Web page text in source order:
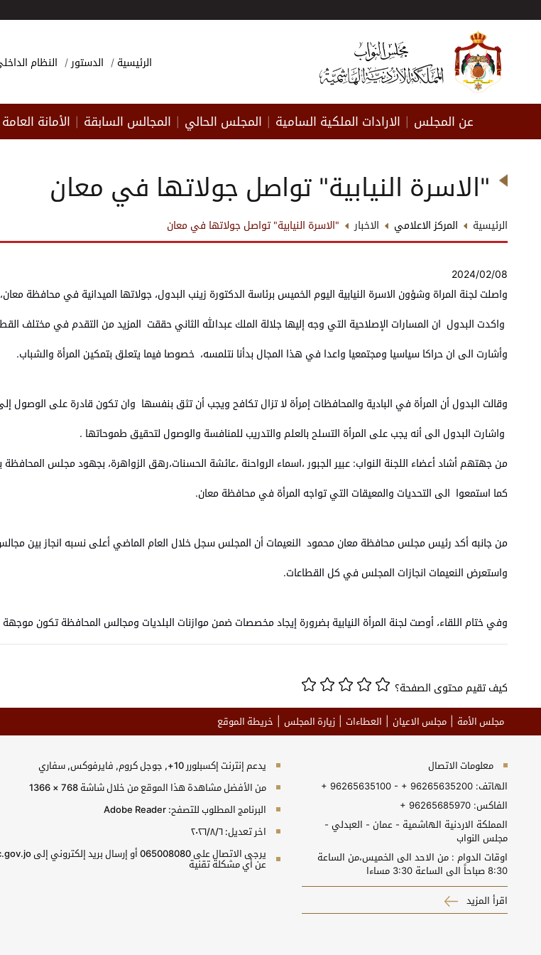
الرئيسية الدستور النظام
عن المجلس الارادات الملكية السامية المجلس الحالي المجالس السابقة الأمانة العامة
"الاسرة النيابية" تواصل جولاتها في معان
الرئيسية المركز الاعلامي الاخبار "الاسرة النيابية" تواصل جولاتها في معان
2024/02/08
واصلت لجنة المراة وشؤون الاسرة النيابية اليوم الخميس برئاسة الدكتورة زينب البدول، جولاتها الميدانية في محافظة
واكدت البدول ان المسارات الإصلاحية التي وجه إليها جلالة الملك عبدالله الثاني حققت المزيد من التقدم في مختلف
وأشارت الى ان حراكا سياسيا ومجتمعيا واعدا في هذا المجال بدأنا نتلمسه، خصوصا فيما يتعلق بتمكين المرأة والشباب.
وقالت البدول أن المرأة في البادية والمحافظات إمرأة لا تزال تكافح ويجب أن تثق بنفسها وان تكون قادرة على الوصول
واشارت البدول الى أنه يجب على المرأة التسلح بالعلم والتدريب للمنافسة والوصول لتحقيق طموحاتها .
من جهتهم أشاد أعضاء اللجنة النواب: عبير الجبور ،اسماء الرواحنة ،عائشة الحسنات،رهق الزواهرة، بجهود مجلس
كما استمعوا الى التحديات والمعيقات التي تواجه المرأة في محافظة معان.
من جانبه أكد رئيس مجلس محافظة معان محمود النعيمات أن المجلس سجل خلال العام الماضي أعلى نسبه انجاز بين مجالس
واستعرض النعيمات انجازات المجلس في كل القطاعات.
وفي ختام اللقاء، أوصت لجنة المرأة النيابية بضرورة إيجاد مخصصات ضمن موازنات البلديات ومجالس المحافظة تكون
كيف تقيم محتوى الصفحة؟
مجلس الأمة مجلس الاعيان العطاءات زيارة المجلس خريطة الموقع
معلومات الاتصال
الهاتف: + 96265635100 - + 96265635200
الفاكس: + 96265685970
المملكة الاردنية الهاشمية - عمان - العبدلي -
مجلس النواب
اوقات الدوام : من الاحد الى الخميس،من الساعة
8:30 صباحاً الى الساعة 3:30 مساءا
اقرأ المزيد
يدعم إنترنت إكسبلورر 10+, جوجل كروم, فايرفوكس, سفاري
من الأفضل مشاهدة هذا الموقع من خلال شاشة 768 × 1366
البرنامج المطلوب للتصفح: Adobe Reader
اخر تعديل: ٢٠٢٦/٨/٦
عن أي مشكلة تقنية